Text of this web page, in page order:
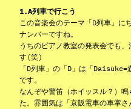
1.A列車で行こう
この音楽会のテーマ「D列車」に
ナンバーですね。
うちのピアノ教室の発表会でも
す(笑)
「D列車」の「D」は「
です。
なんぞや警笛（ホイッスル？）
た。雰囲気は「京阪電車の車掌